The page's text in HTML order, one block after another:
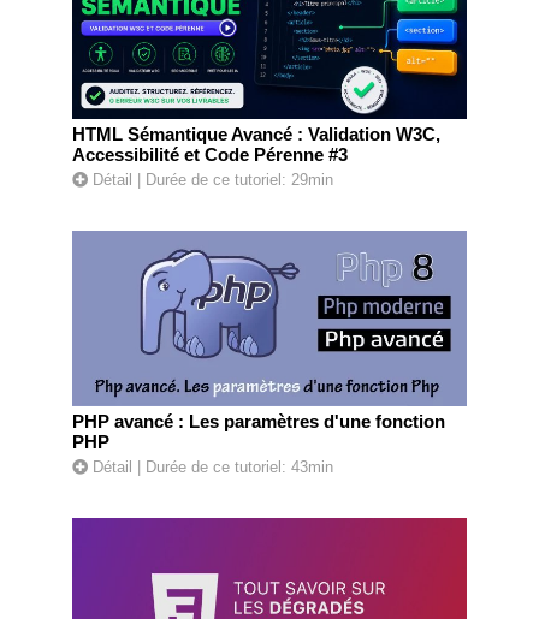
HTML Sémantique Avancé : Validation W3C,
Accessibilité et Code Pérenne #3
Détail | Durée de ce tutoriel: 29min
PHP avancé : Les paramètres d'une fonction
PHP
Détail | Durée de ce tutoriel: 43min